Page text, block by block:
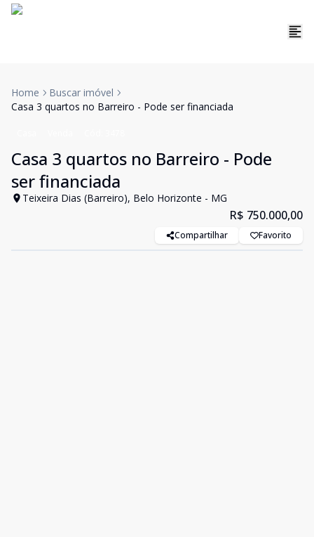
Home
Buscar imóvel
Casa 3 quartos no Barreiro - Pode ser financiada
Casa 3 quartos no Barreiro - Pode
ser financiada
Teixeira Dias (Barreiro), Belo Horizonte - MG
R$ 750.000,00
Compartilhar Favorito